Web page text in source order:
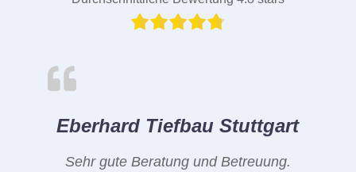
Eberhard Tiefbau Stuttgart
Sehr gute Beratung und Betreuung.